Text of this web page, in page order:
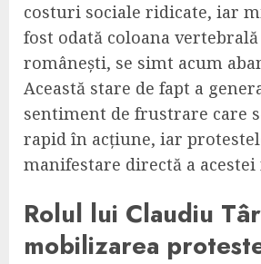
costuri sociale ridicate, iar
fost odată coloana
românești, se simt acum
Această stare de fapt a
sentiment de frustrare care
rapid în acțiune, iar
manifestare directă a
Rolul lui Claudiu
mobilizarea